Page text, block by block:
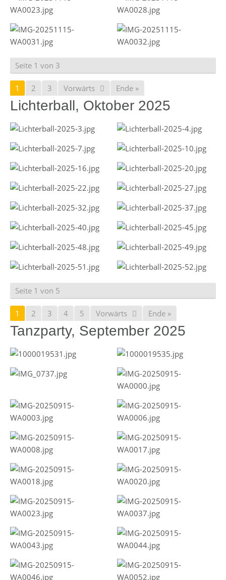
Seite 1 von 3
1 2 3 Vorwärts Ende »
Lichterball, Oktober 2025
Seite 1 von 5
1 2 3 4 5 Vorwärts Ende »
Tanzparty, September 2025